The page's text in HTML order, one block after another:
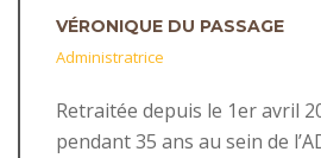
VÉRONIQUE DU PASSAGE
Administratrice
Retraitée depuis le 1er avril
pendant 35 ans au sein de